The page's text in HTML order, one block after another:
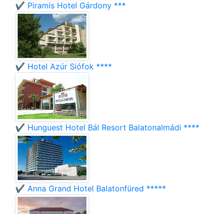
✔️ Piramis Hotel Gárdony ***
✔️ Hotel Azúr Siófok ****
✔️ Hunguest Hotel Bál Resort Balatonalmádi ****
✔️ Anna Grand Hotel Balatonfüred *****